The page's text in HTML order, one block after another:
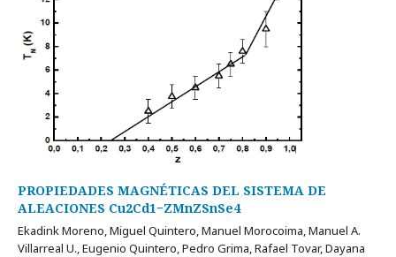
PROPIEDADES MAGNÉTICAS DEL SISTEMA DE
ALEACIONES Cu2Cd1−ZMnZSnSe4
Ekadink Moreno, Miguel Quintero, Manuel Morocoima, Manuel A.
Villarreal U., Eugenio Quintero, Pedro Grima, Rafael Tovar, Dayana